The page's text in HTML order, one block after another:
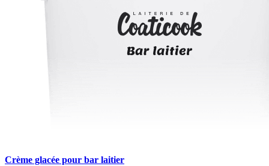
Crème glacée pour bar laitier